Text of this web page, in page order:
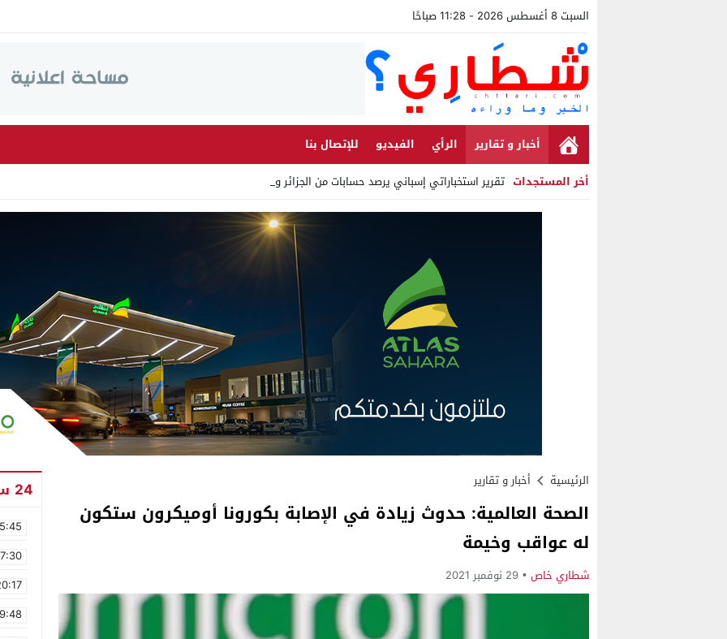
السبت 8 أغسطس 2026 - 11:28 صباحًا
أخبار و تقارير الرأي الفيديو
للإتصال بنا
أخر المستجدات تقرير استخباراتي إسباني يرصد حسابات من الجزائر وأرقاما بـ _
Stop
الرئيسية أخبار و تقارير
الصحة العالمية: حدوث زيادة في الإصابة بكورونا أوميكرون ستكون
له عواقب وخيمة
شطاري خاص 29 نوفمبر 2021
24 ساعة